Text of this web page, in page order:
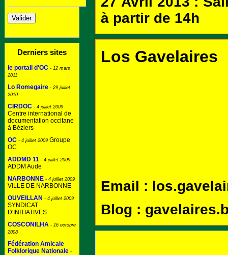
Derniers sites
le portail d'OC - 12 mars
2011
Lo Romegaire - 29 juillet
2010
CIRDOC - 4 juillet 2009
Centre international de
documentation occitane
à Béziers
OC - 4 juillet 2009 Groupe
OC
ADDMD 11 - 4 juillet 2009
ADDM Aude
NARBONNE - 4 juillet 2009
VILLE DE NARBONNE
OUVEILLAN - 4 juillet 2009
SYNDICAT
D'INITIATIVES
COSCONILHA - 16 octobre
2008
Fédération Amicale
Folklorique Nationale -
à partir de 14h
Los Gavelaires
Email :
Blog :